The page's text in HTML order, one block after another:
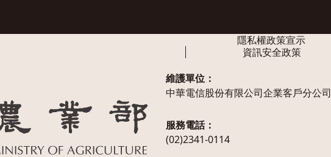
隱私權政策宣示
資訊安全政策
維護單位：
中華電信股份有限公司企業客戶分公司
服務電話：
(02)2341-0114